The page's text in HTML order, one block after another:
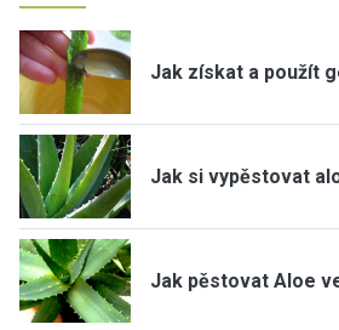
Jak získat a použít
Jak si vypěstovat
Jak pěstovat Aloe